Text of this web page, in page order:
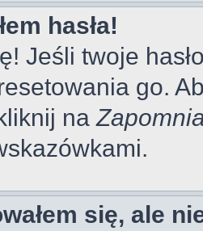
hasła!
Jeśli twoje
go.
na
się, ale